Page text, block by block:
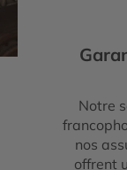
Notre
nos
offrent